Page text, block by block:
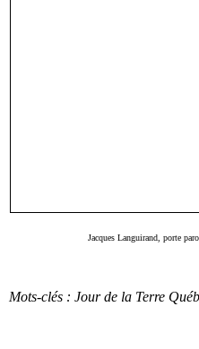
Jacques Languirand, porte
Mots-clés : Jour de la Terre